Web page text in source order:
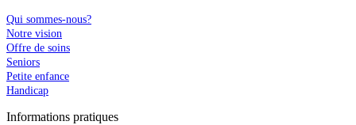
Qui sommes-nous?
Notre vision
Offre de soins
Seniors
Petite enfance
Handicap
Informations pratiques